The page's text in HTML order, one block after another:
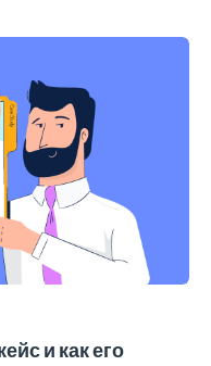
и как его